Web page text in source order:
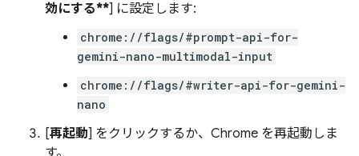
効にする**] に設定します:
chrome://flags/#prompt-api-for-
gemini-nano-multimodal-input
chrome://flags/#writer-api-for-gemini-
nano
[再起動] をクリックするか、Chrome を再起動しま
す。